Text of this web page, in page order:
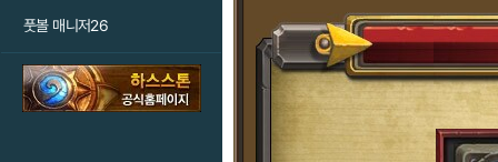
풋볼 매니저26